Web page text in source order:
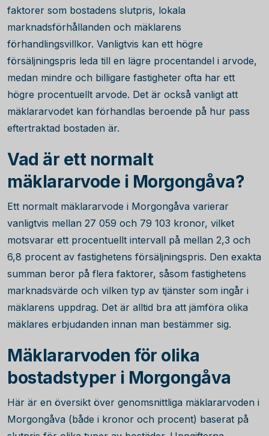
faktorer som bostadens slutpris, lokala
marknadsförhållanden och mäklarens
förhandlingsvillkor. Vanligtvis kan ett högre
försäljningspris leda till en lägre procentandel i arvode,
medan mindre och billigare fastigheter ofta har ett
högre procentuellt arvode. Det är också vanligt att
mäklararvodet kan förhandlas beroende på hur pass
eftertraktad bostaden är.
Vad är ett normalt
mäklararvode i Morgongåva?
Ett normalt mäklararvode i Morgongåva varierar
vanligtvis mellan 27 059 och 79 103 kronor, vilket
motsvarar ett procentuellt intervall på mellan 2,3 och
6,8 procent av fastighetens försäljningspris. Den exakta
summan beror på flera faktorer, såsom fastighetens
marknadsvärde och vilken typ av tjänster som ingår i
mäklarens uppdrag. Det är alltid bra att jämföra olika
mäklares erbjudanden innan man bestämmer sig.
Mäklararvoden för olika
bostadstyper i Morgongåva
Här är en översikt över genomsnittliga mäklararvoden i
Morgongåva (både i kronor och procent) baserat på